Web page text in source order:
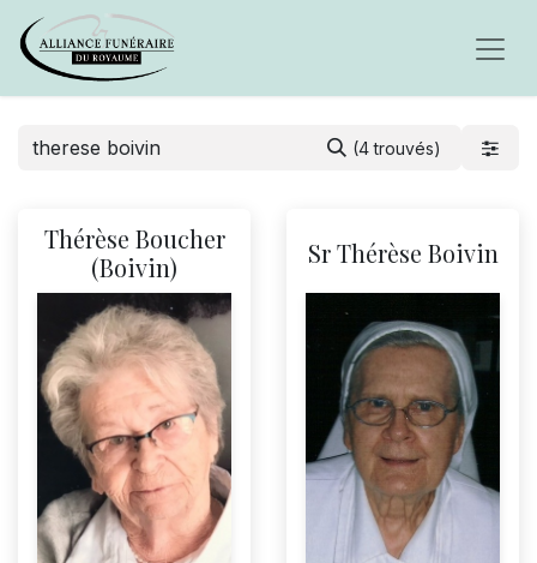
(4 trouvés)
Thérèse Boucher
(Boivin)
Sr Thérèse Boivin